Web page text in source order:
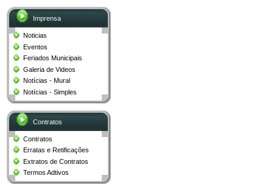
Imprensa
Noticias
Eventos
Feriados Municipais
Galeria de Videos
Notícias - Mural
Notícias - Simples
Contratos
Contratos
Erratas e Retificações
Extratos de Contratos
Termos Adtivos